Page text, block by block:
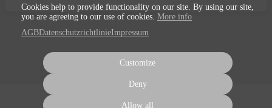
Cookies help to provide functionality on our site. By using our site,
you are agreeing to our use of cookies. More info
AGBDatenschutzrichtlinieImpressum
Customize
Deny
Allow all